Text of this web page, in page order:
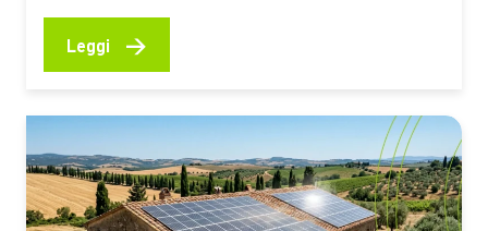
grandi sistemi di accumulo a batteria chiamati a
bilanciare produzione e consumi e a garantire
Nelle ore centrali di…
Leggi →